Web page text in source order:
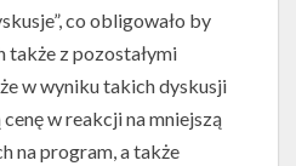
co obligowało by
także z pozostałymi
w wyniku takich dyskusji
w reakcji na mniejszą
na program, a także